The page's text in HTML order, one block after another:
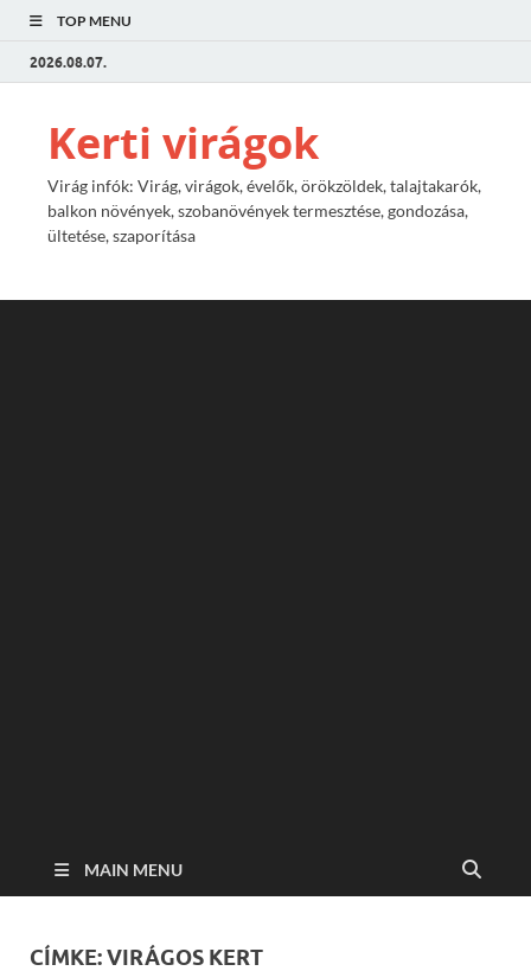
TOP MENU
2026.08.07.
Kerti virágok
Virág infók: Virág, virágok, évelők, örökzöldek, talajtakarók,
balkon növények, szobanövények termesztése, gondozása,
ültetése, szaporítása
MAIN MENU
CÍMKE:VIRÁGOS KERT